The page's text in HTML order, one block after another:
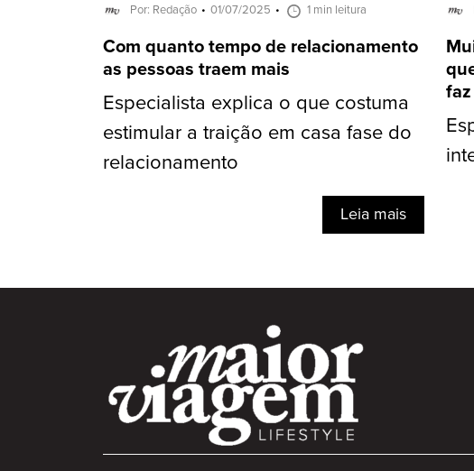
Por: Redação 01/07/2025 1 min leitura
Com quanto tempo de relacionamento
as pessoas traem mais
Especialista explica o que costuma
estimular a traição em casa fase do
relacionamento
Leia mais